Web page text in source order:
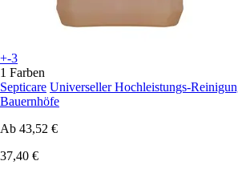
+-3
1 Farben
Septicare Universeller Hochleistungs-
Bauernhöfe
Ab 43,52 €
37,40 €